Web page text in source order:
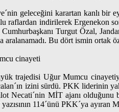
geleceğini karartan kanlı bir
raflardan indirilerek Ergenekon
Cumhurbaşkanı Turgut Özal,
aralanamadı. Bu dört ismin ortak
cinayeti
trajedisi Uğur Mumcu
izini sürdü. PKK liderinin
Necati´nin MİT ajanı
114´ünü PKK´ya ayıran